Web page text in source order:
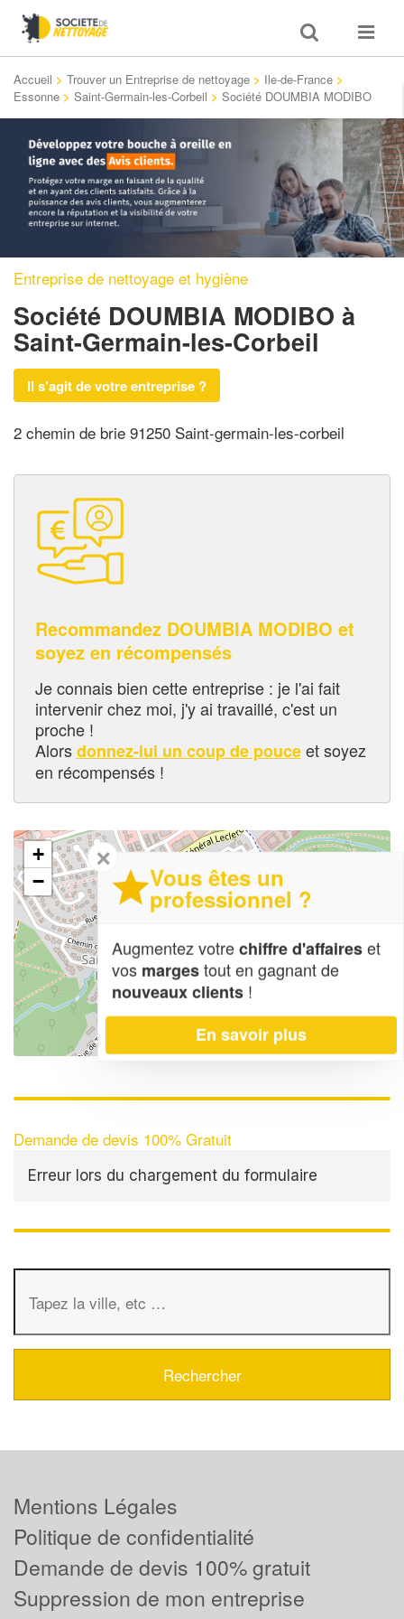
Toggle
search
Toggle
Accueil > Trouver un Entreprise de nettoyage > Ile-de-France >
Essonne > Saint-Germain-les-Corbeil > Société DOUMBIA MODIBO
Entreprise de nettoyage et hygiène
Société DOUMBIA MODIBO à
Saint-Germain-les-Corbeil
Il s'agit de votre entreprise ?
2 chemin de brie 91250 Saint-germain-les-corbeil
Recommandez DOUMBIA MODIBO et
soyez en récompensés
Je connais bien cette entreprise : je l'ai fait
intervenir chez moi, j'y ai travaillé, c'est un
proche !
Alorsdonnez-lui un coup de pouceet soyez
en récompensés !
+
−
OpenStreetMap contributors,
Demande de devis 100% Gratuit
Erreur lors du chargement du formulaire
✕
Vous êtes un
professionnel ?
Augmentez votrechiffre d'affaireset
vos margestout en gagnant de
nouveaux clients !
En savoir plus
Mentions Légales
Politique de confidentialité
Demande de devis 100% gratuit
Suppression de mon entreprise